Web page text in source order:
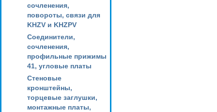
сочленения,
повороты, связи для
KHZV и KHZPV
Соединители,
сочленения,
профильные прижимы
41, угловые платы
Стеновые
кронштейны,
торцевые заглушки,
монтажные платы,